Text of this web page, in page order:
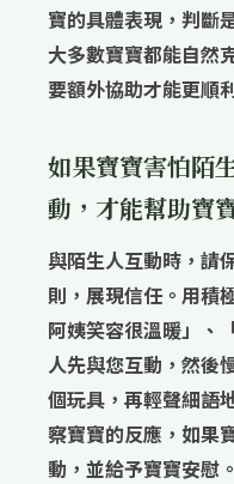
寶的具體表現，判斷
大多數寶寶都能自然
要額外協助才能更順
如果寶寶害怕陌
動，才能幫助寶
與陌生人互動時，請
則，展現信任。用積
阿姨笑容很溫暖」、
人先與您互動，然後
個玩具，再輕聲細語
察寶寶的反應，如果
動，並給予寶寶安慰